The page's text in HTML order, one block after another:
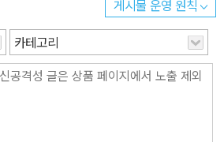
게시물 운영 원칙
카테고리